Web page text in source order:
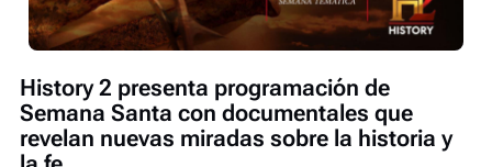
History 2 presenta programación de
Semana Santa con documentales que
revelan nuevas miradas sobre la historia y